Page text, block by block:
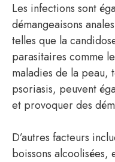
Les infections sont
démangeaisons
telles que la
parasitaires comme
maladies de la peau,
psoriasis, peuvent
et provoquer des
D’autres facteurs
boissons alcoolisées,